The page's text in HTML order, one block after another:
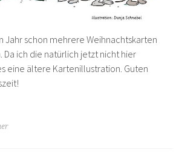
Jahr schon mehrere Weihnachtskarten
Da ich die natürlich jetzt nicht hier
eine ältere Kartenillustration. Guten